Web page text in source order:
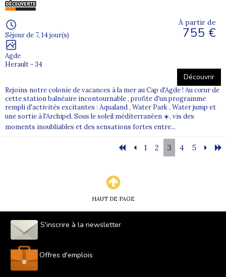
Séjour de 7, 14 jour(s)
Agde
Herault - 34
À partir de
755 €
Découvrir
Rejoins notre colonie de vacances à la mer au Cap d'Agde ! Au cœur de
cette station balnéaire incontournable , profite d'un programme
rempli d'activités excitantes : Aqualand , Water Park , Water jump et
une sortie à l'Archipel. Sous le soleil méditerranéen ☀️, vis des
moments inoubliables et des sensations fortes entre...
1 2 3 4 5
HAUT DE PAGE
S'inscrire à la newsletter
Offres d'emplois